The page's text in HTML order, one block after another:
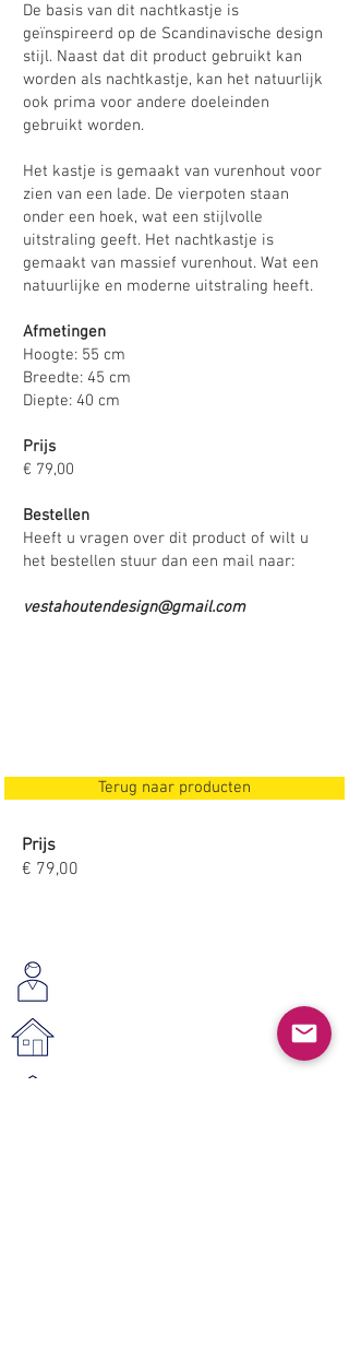
Terug naar producten
De basis van dit nachtkastje is
geïnspireerd op de Scandinavische design
stijl. Naast dat dit product gebruikt kan
worden als nachtkastje, kan het natuurlijk
ook prima voor andere doeleinden
gebruikt worden.
Het kastje is gemaakt van vurenhout voor
zien van een lade. De vierpoten staan
onder een hoek, wat een stijlvolle
uitstraling geeft. Het nachtkastje is
gemaakt van massief vurenhout. Wat een
natuurlijke en moderne uitstraling heeft.
Afmetingen
Hoogte: 55 cm
Breedte: 45 cm
Diepte: 40 cm
Prijs
€ 79,00
Bestellen
Heeft u vragen over dit product of wilt u
het bestellen stuur dan een mail naar:
vestahoutendesign@gmail.com
Prijs
€ 79,00